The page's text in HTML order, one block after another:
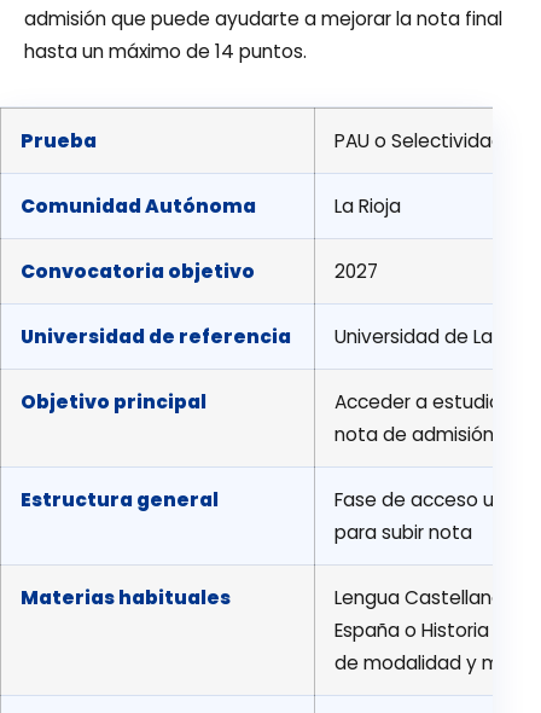
admisión que puede ayudarte a mejorar la nota final
hasta un máximo de 14 puntos.
Prueba PAU o Selectividad
Comunidad Autónoma La Rioja
Convocatoria objetivo 2027
Universidad de referencia Universidad de La
Objetivo principal
Acceder a estudios
nota de admisión
Estructura general
Fase de acceso u
para subir nota
Materias habituales
Lengua Castellana y
España o Historia de
de modalidad y